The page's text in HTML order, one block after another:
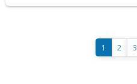
1 2 3